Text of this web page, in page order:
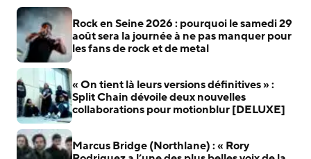
Rock en Seine 2026 : pourquoi le samedi 29
août sera la journée à ne pas manquer pour
les fans de rock et de metal
« On tient là leurs versions définitives » :
Split Chain dévoile deux nouvelles
collaborations pour motionblur [DELUXE]
Marcus Bridge (Northlane) : « Rory